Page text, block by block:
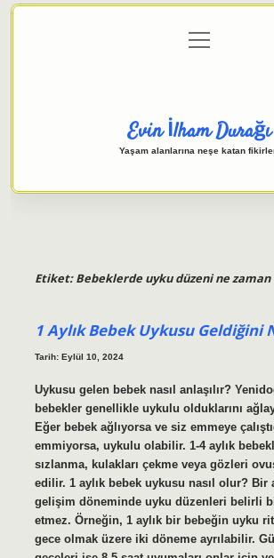
Gizlilik Politikası
menüyü
aç
Evin İlham Durağı
Yaşam alanlarına neşe katan
Etiket:Bebeklerde uyku düzeni ne
1 Aylık Bebek Uykusu Geldiğini
Tarih: Eylül 10, 2024
Uykusu gelen bebek nasıl anlaşılır?
bebekler genellikle uykulu olduklarını
Eğer bebek ağlıyorsa ve siz emmeye
emmiyorsa, uykulu olabilir. 1-4 aylık
sızlanma, kulakları çekme veya gözleri
edilir. 1 aylık bebek uykusu nasıl olur? Bir
gelişim döneminde uyku düzenleri belirli
etmez. Örneğin, 1 aylık bir bebeğin uyku
gece olmak üzere iki döneme ayrılabilir.